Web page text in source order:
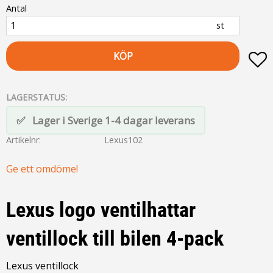
Antal
st
KÖP
LAGERSTATUS
Lager i Sverige 1-4 dagar leverans
Artikelnr Lexus102
Ge ett omdöme!
Lexus logo ventilhattar
ventillock till bilen 4-pack
Lexus ventillock